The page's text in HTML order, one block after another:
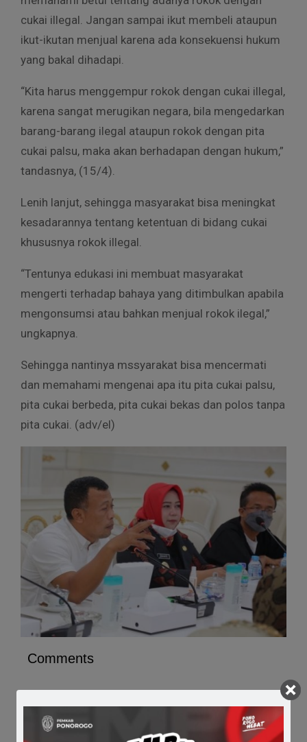
cukai illegal. Jangan sampai ikut membeli ataupun
ikut-ikutan menjual karena ada konsekuensi hukum
yang bakal dihadapi.
“Kita harus menggempur rokok dengan cukai illegal,
karena sangat merugikan negara, bila mengedarkan
barang-barang ilegal ataupun rokok dengan pita
cukai palsu, maka akan berhadapan dengan hukum,”
tandasnya, (15/4).
Lenih lanjut, sehingga masyarakat bisa meningkat
kesadarannya tentang ketentuan di bidang cukai
khususnya rokok illegal.
“Tentunya edukasi ini membuat masyarakat
mengerti terhadap bahaya yang ditimbulkan apabila
mengonsumsi atau bahkan menjual rokok ilegal,”
ungkapnya.
Sehingga nantinya mssyarakat bisa mencermati
dan memahami mengenai apa itu pita cukai palsu,
pita cukai berbeda, pita cukai bekas dan polos tanpa
pita cukai. (adv/el)
Comments